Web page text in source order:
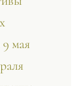
мая